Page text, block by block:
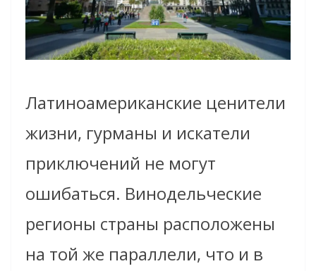
Латиноамериканские ценители
жизни, гурманы и искатели
приключений не могут
ошибаться. Винодельческие
регионы страны расположены
на той же параллели, что и в